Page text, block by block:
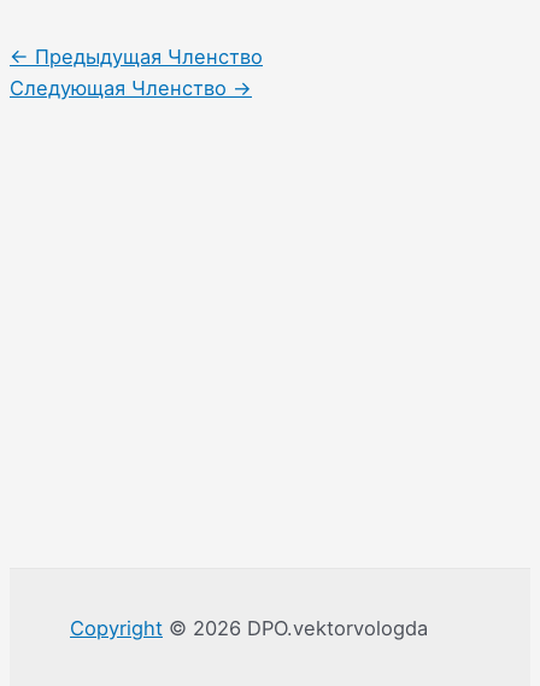
← Предыдущая Членство
Следующая Членство →
Copyright © 2026 DPO.vektorvologda